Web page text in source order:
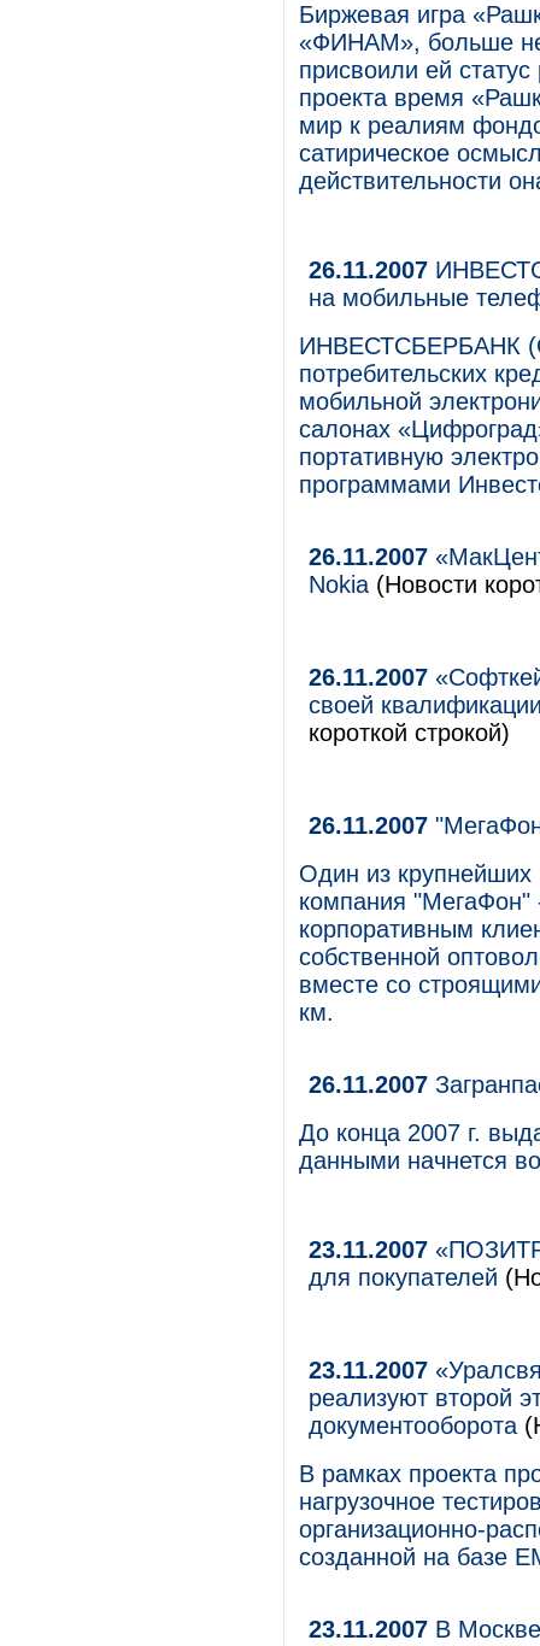
Биржевая игра
«ФИНАМ», больше не
присвоили ей
проекта время
мир к реалиям
сатирическое
действительности
26.11.2007
на мобильные
ИНВЕСТСБЕРБАНК
потребительских
мобильной
салонах
портативную
программами
26.11.2007
Nokia (Новости
26.11.2007
своей
короткой строкой)
26.11.2007
Один из крупнейших
компания "МегаФон"
корпоративным
собственной
вместе со
км.
26.11.2007
До конца 2007 г.
данными начнется
23.11.2007
для покупателей
23.11.2007
реализуют второй
документооборота
В рамках проекта
нагрузочное
организационно-
созданной на базе
23.11.2007 В